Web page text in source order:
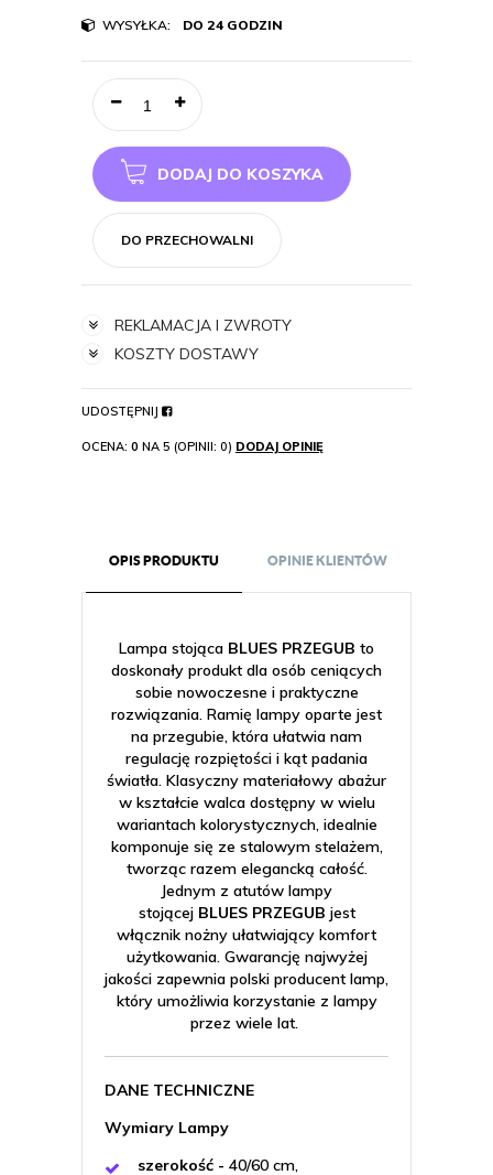
WYSYŁKA: DO 24 GODZIN
DODAJ DO KOSZYKA
DO PRZECHOWALNI
REKLAMACJA I ZWROTY
KOSZTY DOSTAWY
UDOSTĘPNIJ
OCENA: 0 NA 5 (OPINII: 0) DODAJ OPINIĘ
OPIS PRODUKTU OPINIE KLIENTÓW
Lampa stojąca BLUES PRZEGUB to
doskonały produkt dla osób ceniących
sobie nowoczesne i praktyczne
rozwiązania. Ramię lampy oparte jest
na przegubie, która ułatwia nam
regulację rozpiętości i kąt padania
światła. Klasyczny materiałowy abażur
w kształcie walca dostępny w wielu
wariantach kolorystycznych, idealnie
komponuje się ze stalowym stelażem,
tworząc razem elegancką całość.
Jednym z atutów lampy
stojącej BLUES PRZEGUB jest
włącznik nożny ułatwiający komfort
użytkowania. Gwarancję najwyżej
jakości zapewnia polski producent lamp,
który umożliwia korzystanie z lampy
przez wiele lat.
DANE TECHNICZNE
Wymiary Lampy
szerokość - 40/60 cm,